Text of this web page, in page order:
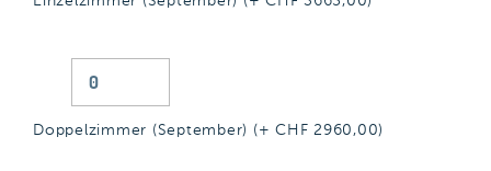
Doppelzimmer (September) (+ CHF 2960,00)